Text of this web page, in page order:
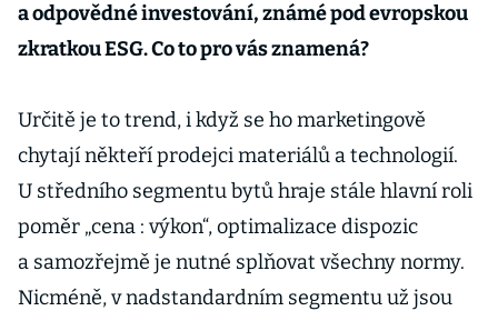
a odpovědné investování, známé pod evropskou
zkratkou ESG. Co to pro vás znamená?
Určitě je to trend, i když se ho marketingově
chytají někteří prodejci materiálů a technologií.
U středního segmentu bytů hraje stále hlavní roli
poměr „cena : výkon“, optimalizace dispozic
a samozřejmě je nutné splňovat všechny normy.
Nicméně, v nadstandardním segmentu už jsou